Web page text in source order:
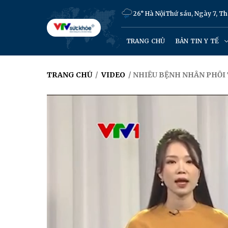
26° Hà NộiThứ sáu, Ngày 7,
TRANG CHỦ BẢN TIN Y TẾ
TRANG CHỦ / VIDEO / NHIỀU BỆNH NHÂN